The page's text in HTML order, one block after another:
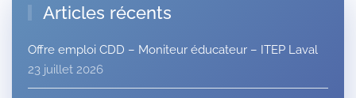
Articles récents
Offre emploi CDD – Moniteur éducateur – ITEP Laval
23 juillet 2026